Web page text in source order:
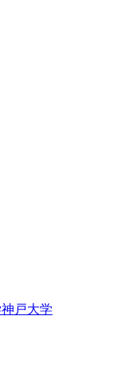
神戸大学